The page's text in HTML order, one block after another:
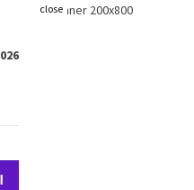
close
pengunjung anda.